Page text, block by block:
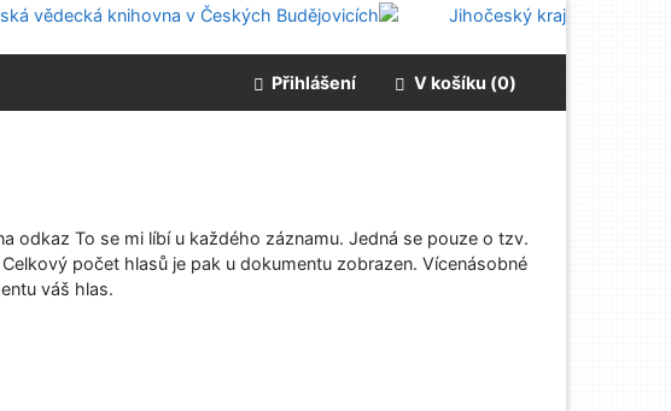
Přihlášení V košíku (0)
odkaz To se mi líbí u každého záznamu. Jedná se pouze o tzv.
počet hlasů je pak u dokumentu zobrazen. Vícenásobné
váš hlas.